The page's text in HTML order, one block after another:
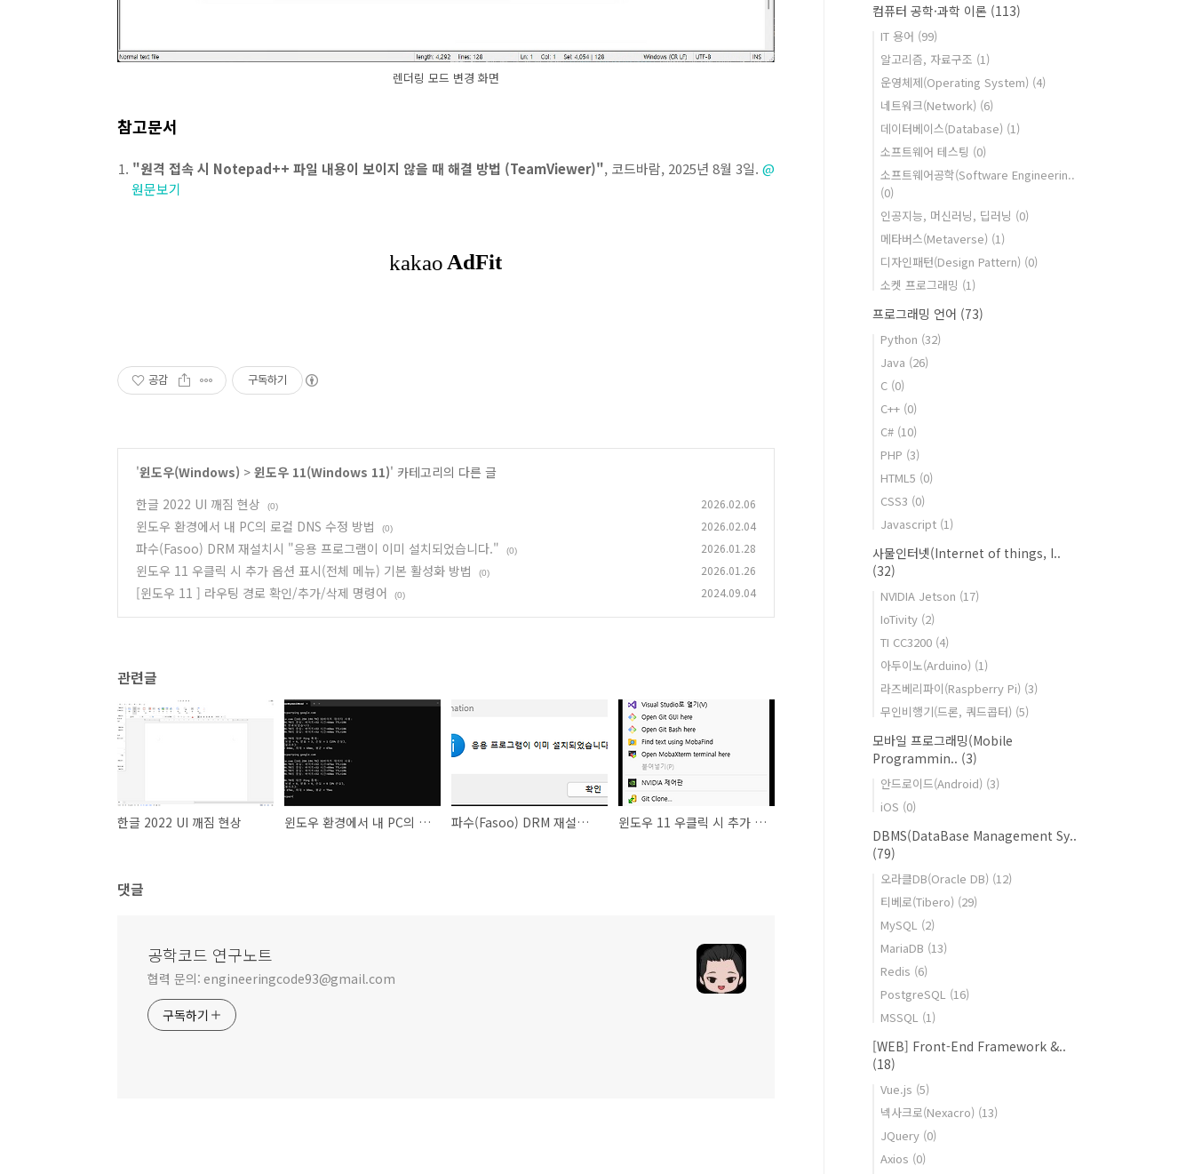
렌더링 모드 변경 화면
참고문서
"원격 접속 시 Notepad++ 파일 내용이 보이지 않을 때 해결 방법 (TeamViewer)", 코드바람, 2025년 8월 3일. @
원문보기
공감 구독하기
'윈도우(Windows) > 윈도우 11(Windows 11)' 카테고리의 다른 글
한글 2022 UI 깨짐 현상
(0) 2026.02.06
윈도우 환경에서 내 PC의 로컬 DNS 수정 방법 (0) 2026.02.04
파수(Fasoo) DRM 재설치시 "응용 프로그램이 이미 설치되었습니다." (0) 2026.01.28
윈도우 11 우클릭 시 추가 옵션 표시(전체 메뉴) 기본 활성화 방법 (0) 2026.01.26
[윈도우 11 ] 라우팅 경로 확인/추가/삭제 명령어 (0) 2024.09.04
관련글
한글 2022 UI 깨짐 현상 윈도우 환경에서 내 PC의 로컬 DNS 수정 방법 파수(Fasoo) DRM 재설치시 "응용 프로그램이 이미 설치되었습니다." 윈도우 11 우클릭 시 추가 옵션 표시(전체 메뉴) 기본 활성화 방법
댓글
공학코드 연구노트
협력 문의: engineeringcode93@gmail.com
구독하기
컴퓨터 공학·과학 이론 (113)
IT 용어 (99)
알고리즘, 자료구조 (1)
운영체제(Operating System) (4)
네트워크(Network) (6)
데이터베이스(Database) (1)
소프트웨어 테스팅 (0)
소프트웨어공학(Software Engineerin..
(0)
인공지능, 머신러닝, 딥러닝 (0)
메타버스(Metaverse) (1)
디자인패턴(Design Pattern) (0)
소켓 프로그래밍 (1)
프로그래밍 언어 (73)
Python (32)
Java (26)
C (0)
C++ (0)
C# (10)
PHP (3)
HTML5 (0)
CSS3 (0)
Javascript (1)
사물인터넷(Internet of things, I..
(32)
NVIDIA Jetson (17)
IoTivity (2)
TI CC3200 (4)
아두이노(Arduino) (1)
라즈베리파이(Raspberry Pi) (3)
무인비행기(드론, 쿼드콥터) (5)
모바일 프로그래밍(Mobile
Programmin.. (3)
안드로이드(Android) (3)
iOS (0)
DBMS(DataBase Management Sy..
(79)
오라클DB(Oracle DB) (12)
티베로(Tibero) (29)
MySQL (2)
MariaDB (13)
Redis (6)
PostgreSQL (16)
MSSQL (1)
[WEB] Front-End Framework &..
(18)
Vue.js (5)
넥사크로(Nexacro) (13)
JQuery (0)
Axios (0)